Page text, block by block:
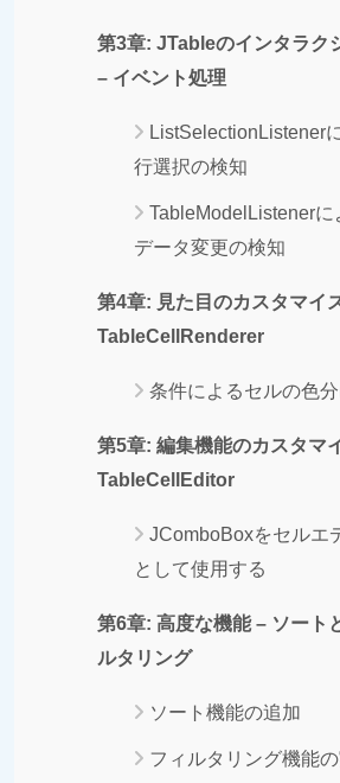
第3章: JTableのインタラク
– イベント処理
ListSelectionListener
行選択の検知
TableModelListenerに
データ変更の検知
第4章: 見た目のカスタマイ
TableCellRenderer
条件によるセルの色
第5章: 編集機能のカスタマ
TableCellEditor
JComboBoxをセルエ
として使用する
第6章: 高度な機能 – ソート
ルタリング
ソート機能の追加
フィルタリング機能